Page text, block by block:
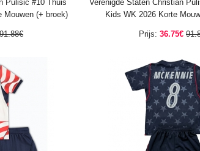
Pulisic #10 Thuis
Mouwen (+ broek)
91.88€
Verenigde Staten Christian
Kids WK 2026 Korte
Prijs: 36.75€